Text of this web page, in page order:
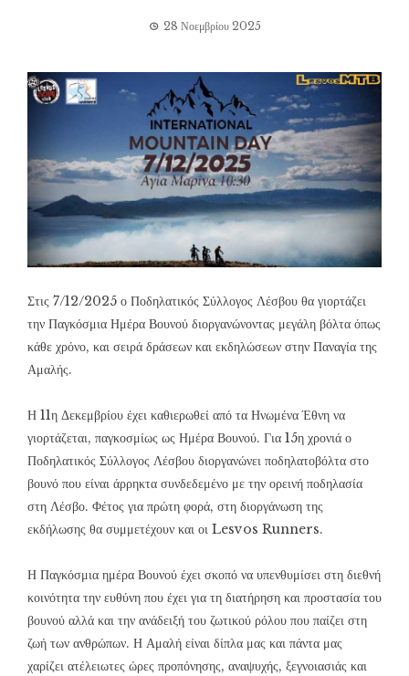
28 Νοεμβρίου 2025
Στις 7/12/2025 ο Ποδηλατικός Σύλλογος Λέσβου θα γιορτάζει
την Παγκόσμια Ημέρα Βουνού διοργανώνοντας μεγάλη βόλτα όπως
κάθε χρόνο, και σειρά δράσεων και εκδηλώσεων στην Παναγία της
Αμαλής.
Η 11η Δεκεμβρίου έχει καθιερωθεί από τα Ηνωμένα Έθνη να
γιορτάζεται, παγκοσμίως ως Ημέρα Βουνού. Για 15η χρονιά ο
Ποδηλατικός Σύλλογος Λέσβου διοργανώνει ποδηλατοβόλτα στο
βουνό που είναι άρρηκτα συνδεδεμένο με την ορεινή ποδηλασία
στη Λέσβο. Φέτος για πρώτη φορά, στη διοργάνωση της
εκδήλωσης θα συμμετέχουν και οι Lesvos Runners.
Η Παγκόσμια ημέρα Βουνού έχει σκοπό να υπενθυμίσει στη διεθνή
κοινότητα την ευθύνη που έχει για τη διατήρηση και προστασία του
βουνού αλλά και την ανάδειξή του ζωτικού ρόλου που παίζει στη
ζωή των ανθρώπων. Η Αμαλή είναι δίπλα μας και πάντα μας
χαρίζει ατέλειωτες ώρες προπόνησης, αναψυχής, ξεγνοιασιάς και